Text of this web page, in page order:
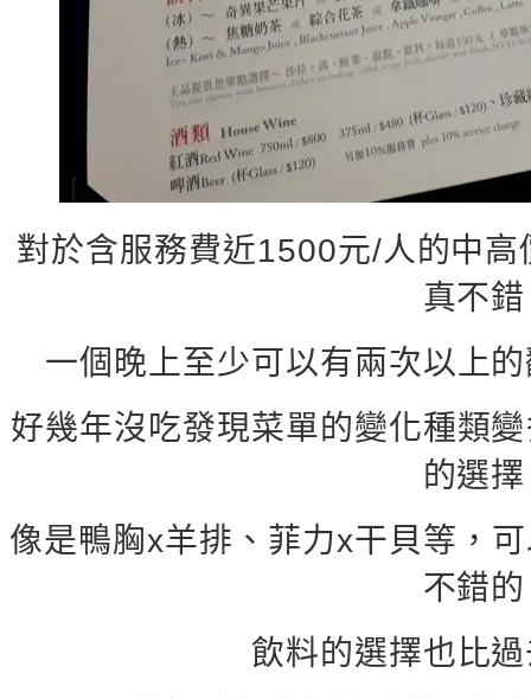
對於含服務費近1500元/人的中
真不錯
一個晚上至少可以有兩次以上
好幾年沒吃發現菜單的變化種類
的選擇
像是鴨胸x羊排、菲力x干貝等，
不錯的
飲料的選擇也比